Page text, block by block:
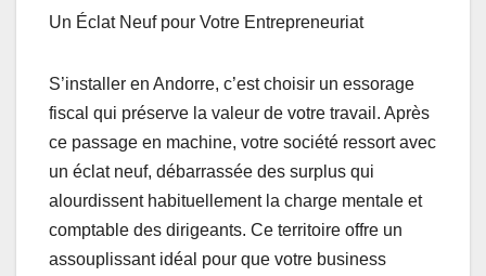
Un Éclat Neuf pour Votre Entrepreneuriat
S’installer en Andorre, c’est choisir un essorage
fiscal qui préserve la valeur de votre travail. Après
ce passage en machine, votre société ressort avec
un éclat neuf, débarrassée des surplus qui
alourdissent habituellement la charge mentale et
comptable des dirigeants. Ce territoire offre un
assouplissant idéal pour que votre business